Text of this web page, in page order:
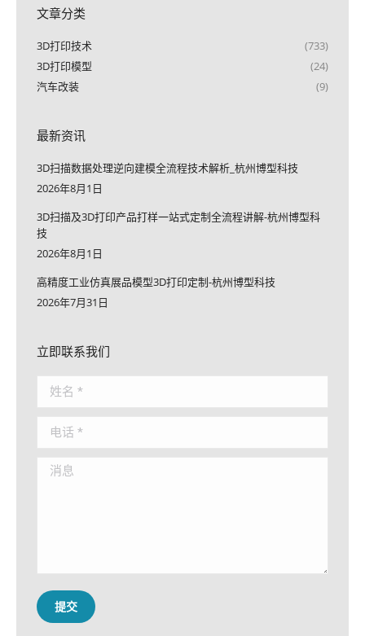
文章分类
3D打印技术
(733)
3D打印模型
(24)
汽车改装
(9)
最新资讯
3D扫描数据处理逆向建模全流程技术解析_杭州博型科技
2026年8月1日
3D扫描及3D打印产品打样一站式定制全流程讲解-杭州博型科
技
2026年8月1日
高精度工业仿真展品模型3D打印定制-杭州博型科技
2026年7月31日
立即联系我们
姓名 *
电话 *
消息
提交